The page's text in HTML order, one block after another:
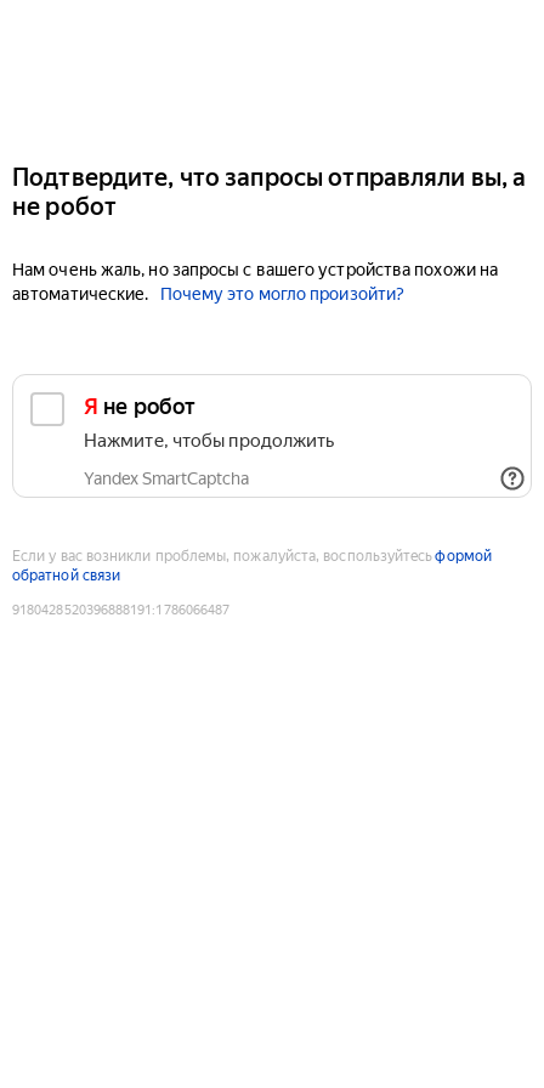
Подтвердите, что запросы отправляли вы, а
не робот
Нам очень жаль, но запросы с вашего устройства похожи на
автоматические.
Почему это могло произойти?
Я не робот
Нажмите, чтобы продолжить
Yandex SmartCaptcha
Если у вас возникли проблемы, пожалуйста, воспользуйтесьформой
обратной связи
9180428520396888191 :1786066487